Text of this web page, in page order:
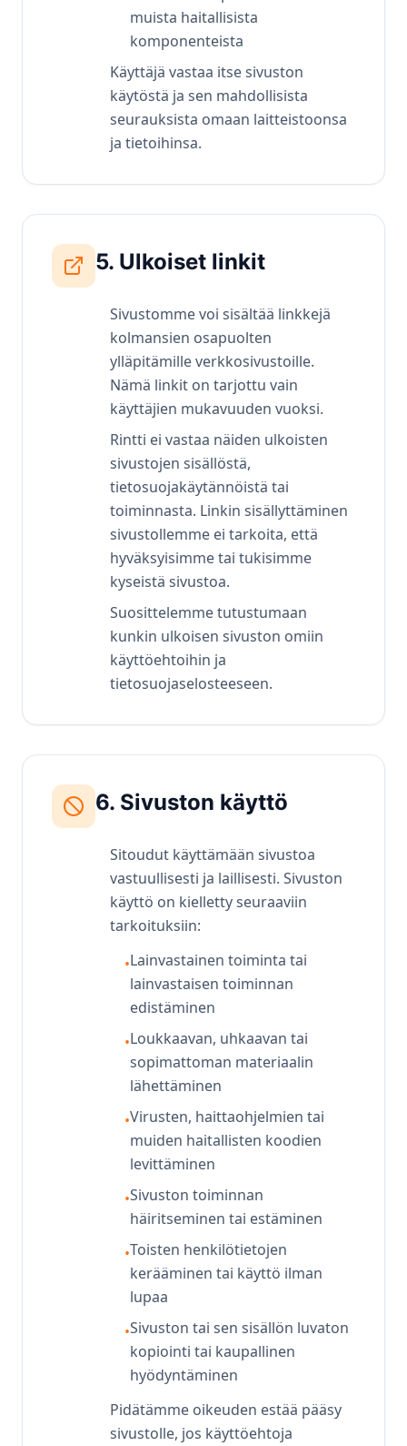
muista haitallisista
komponenteista
Käyttäjä vastaa itse sivuston
käytöstä ja sen mahdollisista
seurauksista omaan laitteistoonsa
ja tietoihinsa.
5. Ulkoiset linkit
Sivustomme voi sisältää linkkejä
kolmansien osapuolten
ylläpitämille verkkosivustoille.
Nämä linkit on tarjottu vain
käyttäjien mukavuuden vuoksi.
Rintti ei vastaa näiden ulkoisten
sivustojen sisällöstä,
tietosuojakäytännöistä tai
toiminnasta. Linkin sisällyttäminen
sivustollemme ei tarkoita, että
hyväksyisimme tai tukisimme
kyseistä sivustoa.
Suosittelemme tutustumaan
kunkin ulkoisen sivuston omiin
käyttöehtoihin ja
tietosuojaselosteeseen.
6. Sivuston käyttö
Sitoudut käyttämään sivustoa
vastuullisesti ja laillisesti. Sivuston
käyttö on kielletty seuraaviin
tarkoituksiin:
•Lainvastainen toiminta tai
lainvastaisen toiminnan
edistäminen
•Loukkaavan, uhkaavan tai
sopimattoman materiaalin
lähettäminen
•Virusten, haittaohjelmien tai
muiden haitallisten koodien
levittäminen
•Sivuston toiminnan
häiritseminen tai estäminen
•Toisten henkilötietojen
kerääminen tai käyttö ilman
lupaa
•Sivuston tai sen sisällön luvaton
kopiointi tai kaupallinen
hyödyntäminen
Pidätämme oikeuden estää pääsy
sivustolle, jos käyttöehtoja